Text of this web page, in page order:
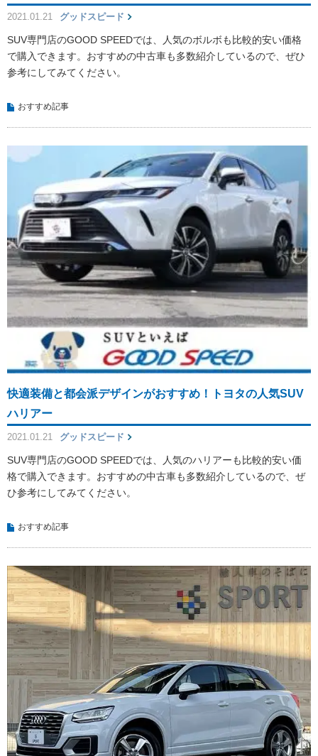
2021.01.21 グッドスピード
SUV専門店のGOOD SPEEDでは、人気のボルボも比較的安い価格
で購入できます。おすすめの中古車も多数紹介しているので、ぜひ
参考にしてみてください。
おすすめ記事
快適装備と都会派デザインがおすすめ！トヨタの人気SUV
ハリアー
2021.01.21 グッドスピード
SUV専門店のGOOD SPEEDでは、人気のハリアーも比較的安い価
格で購入できます。おすすめの中古車も多数紹介しているので、ぜ
ひ参考にしてみてください。
おすすめ記事